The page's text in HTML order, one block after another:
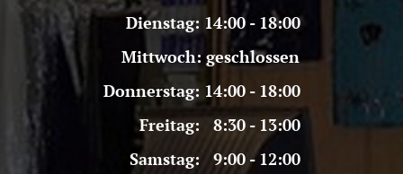
Dienstag: 14:00 - 18:00
Mittwoch: geschlossen
Donnerstag: 14:00 - 18:00
Freitag: 8:30 - 13:00
Samstag: 9:00 - 12:00